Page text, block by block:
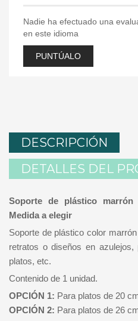
Nadie ha efectuado una
en este idioma
PUNTÚALO
DESCRIPCIÓN
DETALLES DEL
Soporte de plástico
Medida a elegir
Soporte de plástico color
retratos o diseños en azulejos,
platos, etc.
Contenido de 1 unidad.
OPCIÓN 1: Para platos de 20
OPCIÓN 2: Para platos de 26